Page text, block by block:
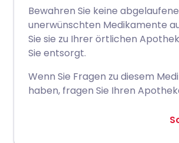
Bewahren Sie keine
unerwünschten Medikamente
Sie sie zu Ihrer örtlichen
Sie entsorgt.
Wenn Sie Fragen zu diesem
haben, fragen Sie Ihren